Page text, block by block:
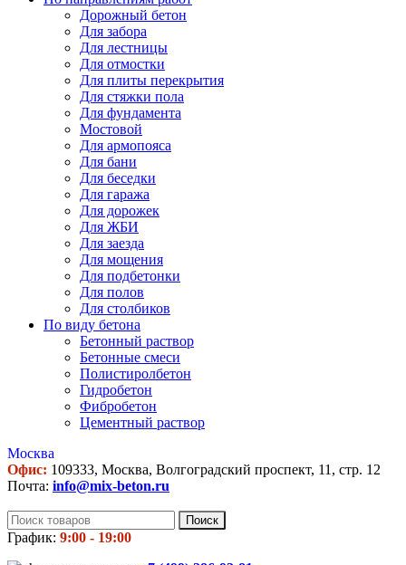
Дорожный бетон
Для забора
Для лестницы
Для отмостки
Для плиты перекрытия
Для стяжки пола
Для фундамента
Мостовой
Для армопояса
Для бани
Для беседки
Для гаража
Для дорожек
Для ЖБИ
Для заезда
Для мощения
Для подбетонки
Для полов
Для столбиков
По виду бетона
Бетонный раствор
Бетонные смеси
Полистиролбетон
Гидробетон
Фибробетон
Цементный раствор
Москва
Офис: 109333, Москва, Волгоградский проспект, 11, стр. 12
Почта: info@mix-beton.ru
Поиск
График: 9:00 - 19:00